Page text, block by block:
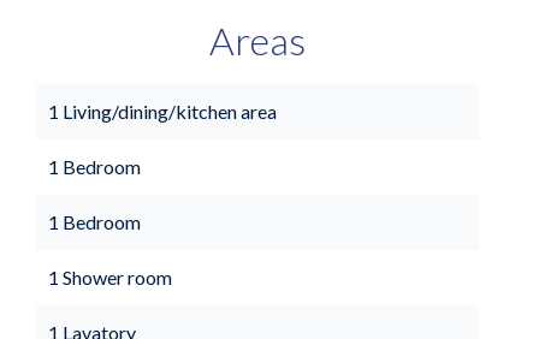
Areas
1 Living/dining/kitchen area
1 Bedroom
1 Bedroom
1 Shower room
1 Lavatory